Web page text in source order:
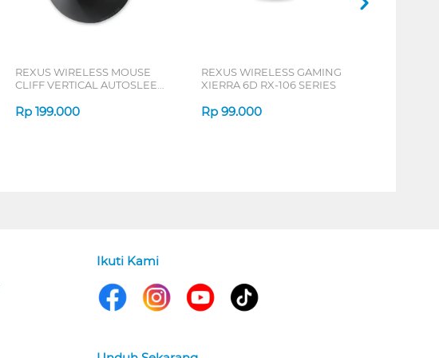
REXUS WIRELESS MOUSE
CLIFF VERTICAL AUTOSLEEP
Rp 199.000
REXUS WIRELESS GAMING
XIERRA 6D RX-106 SERIES
Rp 99.000
Ikuti Kami